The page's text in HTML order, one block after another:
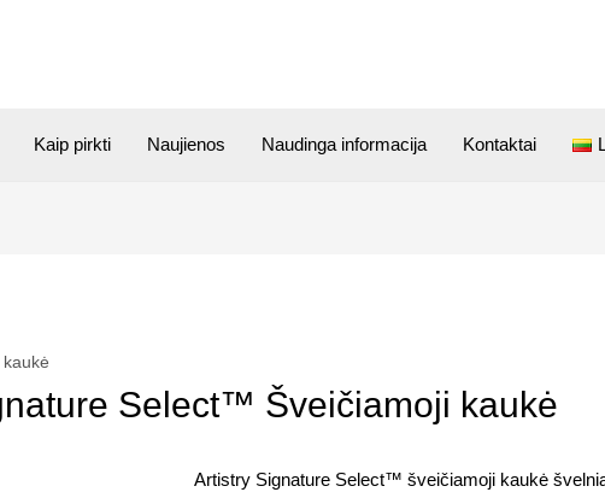
Kaip pirkti Naujienos Naudinga informacija Kontaktai
Select™ Šveičiamoji kaukė
Artistry Signature Select™ šveičiamoji kaukė